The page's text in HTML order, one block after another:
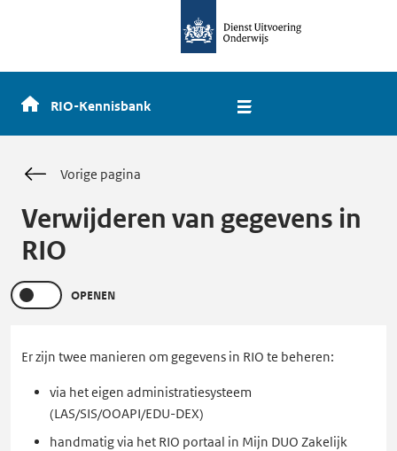
uitvoering
naar
homepage
RIO-Kennisbank
Vorige pagina
Verwijderen van gegevens in
RIO
OPENEN
Er zijn twee manieren om gegevens in RIO te beheren:
via het eigen administratiesysteem
(LAS/SIS/OOAPI/EDU-DEX)
handmatig via het RIO portaal in Mijn DUO Zakelijk